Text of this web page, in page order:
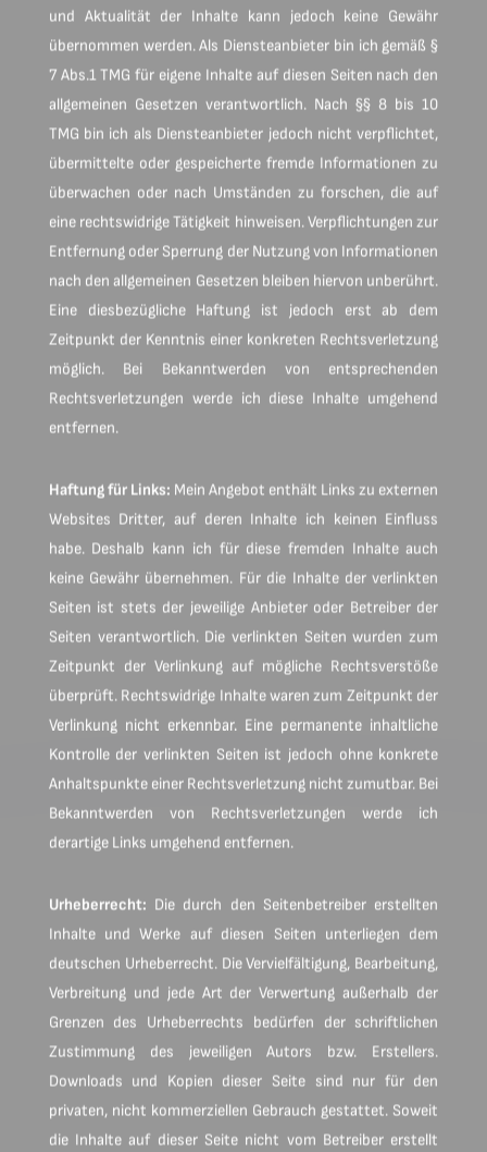
und Aktualität der Inhalte kann jedoch keine Gewähr
übernommen werden. Als Diensteanbieter bin ich gemäß §
7 Abs.1 TMG für eigene Inhalte auf diesen Seiten nach den
allgemeinen Gesetzen verantwortlich. Nach §§ 8 bis 10
TMG bin ich als Diensteanbieter jedoch nicht verpflichtet,
übermittelte oder gespeicherte fremde Informationen zu
überwachen oder nach Umständen zu forschen, die auf
eine rechtswidrige Tätigkeit hinweisen. Verpflichtungen zur
Entfernung oder Sperrung der Nutzung von Informationen
nach den allgemeinen Gesetzen bleiben hiervon unberührt.
Eine diesbezügliche Haftung ist jedoch erst ab dem
Zeitpunkt der Kenntnis einer konkreten Rechtsverletzung
möglich. Bei Bekanntwerden von entsprechenden
Rechtsverletzungen werde ich diese Inhalte umgehend
entfernen.
Haftung für Links: Mein Angebot enthält Links zu externen
Websites Dritter, auf deren Inhalte ich keinen Einfluss
habe. Deshalb kann ich für diese fremden Inhalte auch
keine Gewähr übernehmen. Für die Inhalte der verlinkten
Seiten ist stets der jeweilige Anbieter oder Betreiber der
Seiten verantwortlich. Die verlinkten Seiten wurden zum
Zeitpunkt der Verlinkung auf mögliche Rechtsverstöße
überprüft. Rechtswidrige Inhalte waren zum Zeitpunkt der
Verlinkung nicht erkennbar. Eine permanente inhaltliche
Kontrolle der verlinkten Seiten ist jedoch ohne konkrete
Anhaltspunkte einer Rechtsverletzung nicht zumutbar. Bei
Bekanntwerden von Rechtsverletzungen werde ich
derartige Links umgehend entfernen.
Urheberrecht: Die durch den Seitenbetreiber erstellten
Inhalte und Werke auf diesen Seiten unterliegen dem
deutschen Urheberrecht. Die Vervielfältigung, Bearbeitung,
Verbreitung und jede Art der Verwertung außerhalb der
Grenzen des Urheberrechts bedürfen der schriftlichen
Zustimmung des jeweiligen Autors bzw. Erstellers.
Downloads und Kopien dieser Seite sind nur für den
privaten, nicht kommerziellen Gebrauch gestattet. Soweit
die Inhalte auf dieser Seite nicht vom Betreiber erstellt